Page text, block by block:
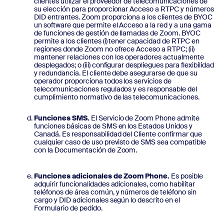
su elección para proporcionar Acceso a RTPC y números
DID entrantes. Zoom proporciona a los clientes de BYOC
un software que permite el Acceso a la red y a una gama
de funciones de gestión de llamadas de Zoom. BYOC
permite a los clientes (i) tener capacidad de RTPC en
regiones donde Zoom no ofrece Acceso a RTPC; (ii)
mantener relaciones con los operadores actualmente
desplegados; o (iii) configurar despliegues para flexibilidad
y redundancia. El cliente debe asegurarse de que su
operador proporciona todos los servicios de
telecomunicaciones regulados y es responsable del
cumplimiento normativo de las telecomunicaciones.
Funciones SMS.El Servicio de Zoom Phone admite
funciones básicas de SMS en los Estados Unidos y
Canadá. Es responsabilidad del Cliente confirmar que
cualquier caso de uso previsto de SMS sea compatible
con la Documentación de Zoom.
Funciones adicionales de Zoom Phone. Es posible
adquirir funcionalidades adicionales, como habilitar
teléfonos de área común, y números de teléfono sin
cargo y DID adicionales según lo descrito en el
Formulario de pedido.